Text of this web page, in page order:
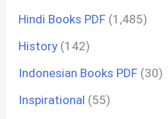
Hindi Books PDF (1,485)
History (142)
Indonesian Books PDF (30)
Inspirational (55)